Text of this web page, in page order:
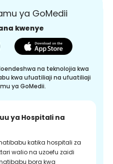
ya GoMedii
kwenye
na teknolojia kwa
kwa ufuatiliaji na ufuatiliaji
ya GoMedii.
ya Hospitali na
katika hospitali za
walio na uzoefu zaidi
bora kwa